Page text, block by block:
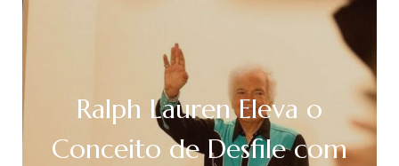
Ralph Lauren Eleva o
Conceito de Desfile com